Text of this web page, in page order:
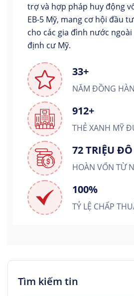
trợ và hợp pháp huy động
EB-5 Mỹ, mang cơ hội đầu
cho các gia đình nước
định cư Mỹ.
33+
NĂM ĐỒNG
912+
THẺ XANH MỸ
72 TRIỆU ĐÔ
HOÀN VỐN TỪ
100%
TỶ LỆ CHẤP
Tìm kiếm tin